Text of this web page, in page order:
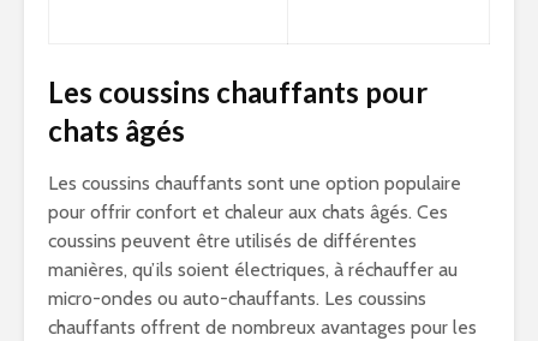
Les coussins chauffants pour
chats âgés
Les coussins chauffants sont une option populaire
pour offrir confort et chaleur aux chats âgés. Ces
coussins peuvent être utilisés de différentes
manières, qu’ils soient électriques, à réchauffer au
micro-ondes ou auto-chauffants. Les coussins
chauffants offrent de nombreux avantages pour les